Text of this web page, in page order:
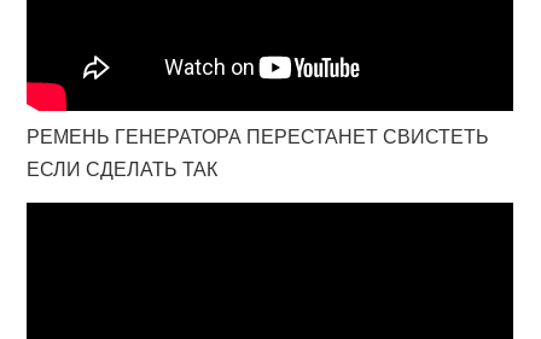
РЕМЕНЬ ГЕНЕРАТОРА ПЕРЕСТАНЕТ СВИСТЕТЬ
ЕСЛИ СДЕЛАТЬ ТАК